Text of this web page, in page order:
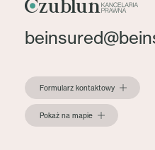
Formularz kontaktowy
Pokaż na mapie